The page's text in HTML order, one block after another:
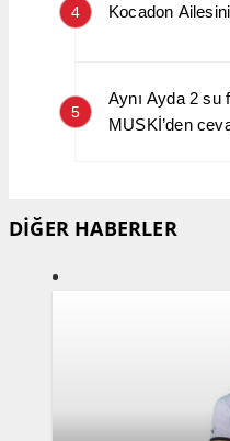
4 Kocadon
5
Aynı Ayda 2 su
MUSKİ’den
DİĞER HABERLER